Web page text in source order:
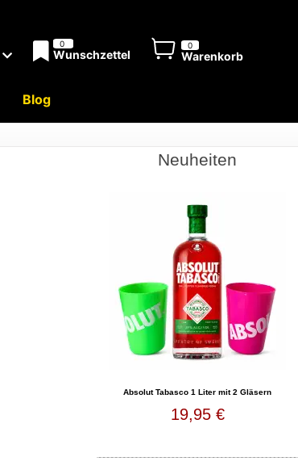
0
Wunschzettel
0
Warenkorb
Blog
Neuheiten
Absolut Tabasco 1 Liter mit 2 Gläsern
19,95 €